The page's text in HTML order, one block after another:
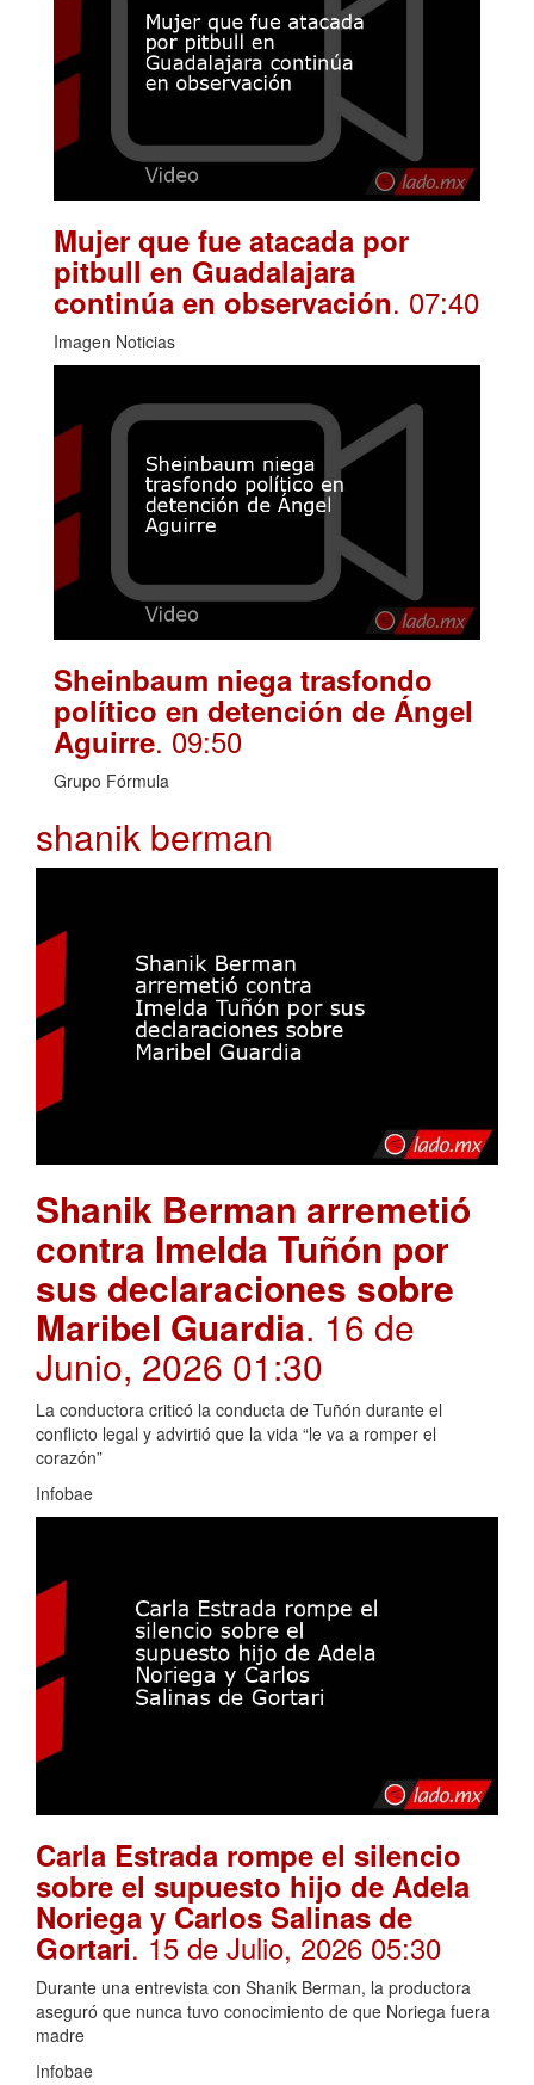
Mujer que fue atacada por
pitbull en Guadalajara
continúa en observación. 07:40
Imagen Noticias
Sheinbaum niega trasfondo
político en detención de Ángel
Aguirre. 09:50
Grupo Fórmula
shanik berman
Shanik Berman arremetió
contra Imelda Tuñón por
sus declaraciones sobre
Maribel Guardia. 16 de
Junio, 2026 01:30
La conductora criticó la conducta de Tuñón durante el
conflicto legal y advirtió que la vida “le va a romper el
corazón”
Infobae
Carla Estrada rompe el silencio
sobre el supuesto hijo de Adela
Noriega y Carlos Salinas de
Gortari. 15 de Julio, 2026 05:30
Durante una entrevista con Shanik Berman, la productora
aseguró que nunca tuvo conocimiento de que Noriega fuera
madre
Infobae